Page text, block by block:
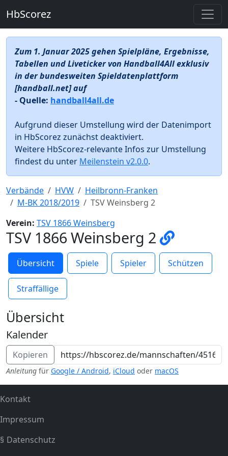
HbScorez
Zum 1. Januar 2025 gehen Spielpläne, Ergebnisse,
Tabellen und Liveticker von Handball4All exklusiv
in der bundesweiten Spieldatenplattform
[handball.net] auf
- Quelle: handball4all.de
Aufgrund dieser Umstellung wird der Datenimport
in HbScorez zunächst deaktiviert.
Weitere HbScorez-relevante Infos zur Umstellung
findest du unter Meilenstein v2.0.0.
Verbände HVW
Heilbronn-Franken
M-BK 2018/2019
TSV Weinsberg 2
Verein: TSV 1866 Weinsberg
TSV 1866 Weinsberg 2
Übersicht Spiele Spieler Schützen
Straffällige
Übersicht
Kalender
Kopieren
Anleitung für Google / Android, iCloud oder macOS
Kontakt
Impressum
Datenschutz